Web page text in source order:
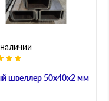
швеллер 50х40х2 мм